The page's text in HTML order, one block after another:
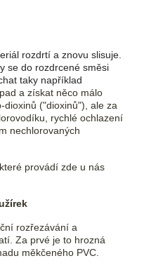
rozdrtí a znovu slisuje.
se do rozdrcené směsi
taky například
a získat něco málo
dioxinů ("dioxinů"), ale za
rychlé ochlazení
nechlorovaných
provádí zde u nás
rozřezávání a
Za prvé je to hrozná
měkčeného PVC.